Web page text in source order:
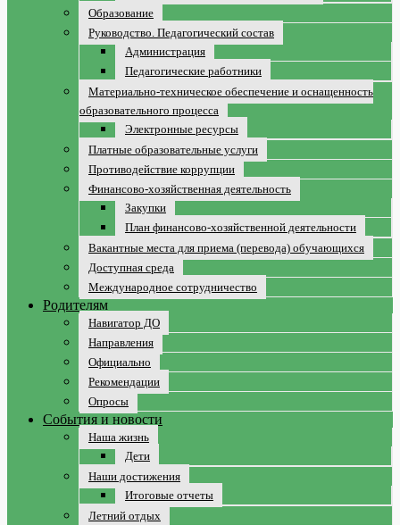
Образование
Руководство. Педагогический состав
Администрация
Педагогические работники
Материально-техническое обеспечение и оснащенность
образовательного процесса
Электронные ресурсы
Платные образовательные услуги
Противодействие коррупции
Финансово-хозяйственная деятельность
Закупки
План финансово-хозяйственной деятельности
Вакантные места для приема (перевода) обучающихся
Доступная среда
Международное сотрудничество
Родителям
Навигатор ДО
Направления
Официально
Рекомендации
Опросы
События и новости
Наша жизнь
Дети
Наши достижения
Итоговые отчеты
Летний отдых